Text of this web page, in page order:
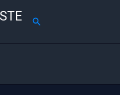
Pesquisar